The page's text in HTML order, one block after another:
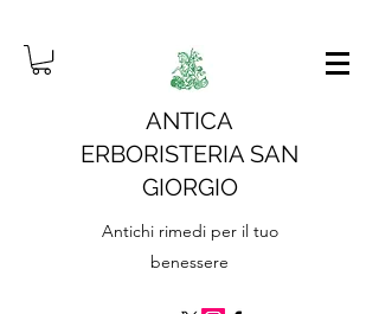
ANTICA
ERBORISTERIA SAN
GIORGIO
Antichi rimedi per il tuo
benessere